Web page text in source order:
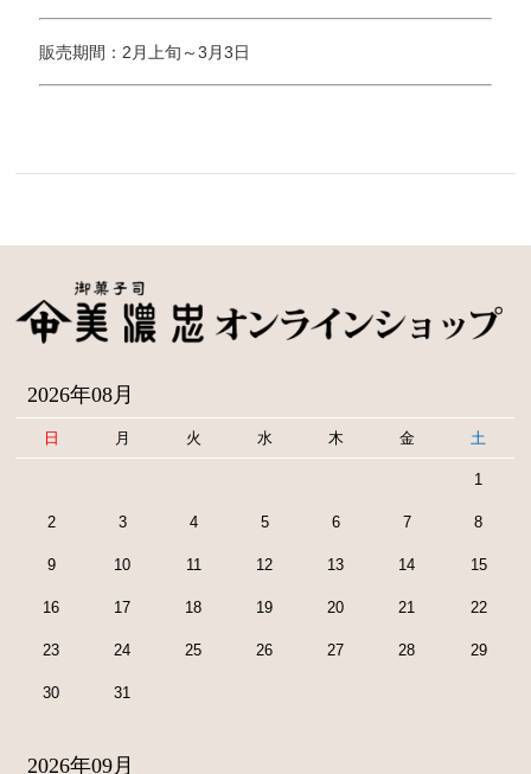
販売期間：2月上旬～3月3日
2026年08月
日 月 火 水 木 金 土
1
2 3 4 5 6 7 8
9 10 11 12 13 14 15
16 17 18 19 20 21 22
23 24 25 26 27 28 29
30 31
2026年09月